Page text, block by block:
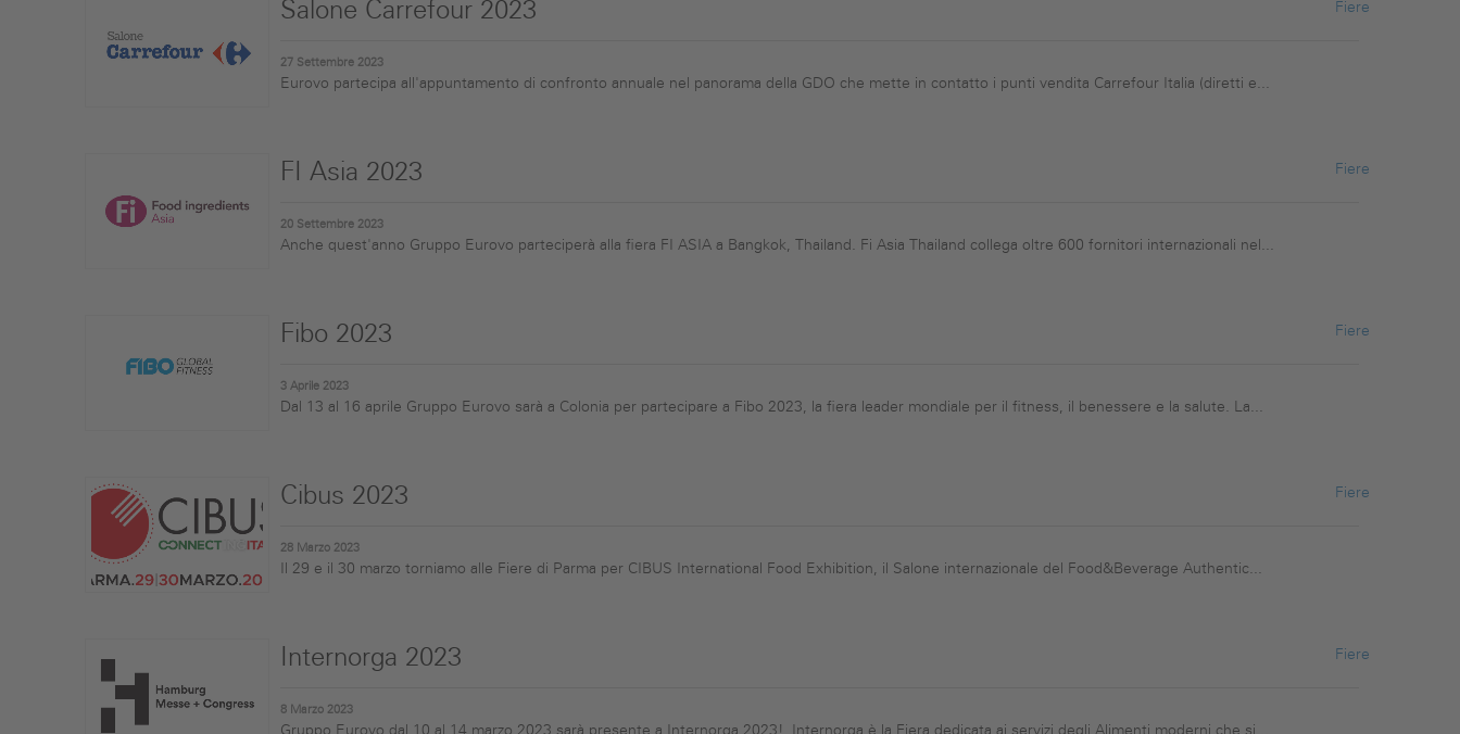
Salone Carrefour 2023
27 Settembre 2023
Eurovo partecipa all'appuntamento di confronto annuale nel panorama della GDO che mette in contatto i punti vendita Carrefour Italia (diretti e...
Fiere
FI Asia 2023
20 Settembre 2023
Anche quest'anno Gruppo Eurovo parteciperà alla fiera FI ASIA a Bangkok, Thailand. Fi Asia Thailand collega oltre 600 fornitori internazionali nel...
Fiere
Fibo 2023
3 Aprile 2023
Dal 13 al 16 aprile Gruppo Eurovo sarà a Colonia per partecipare a Fibo 2023, la fiera leader mondiale per il fitness, il benessere e la salute. La...
Fiere
Cibus 2023
28 Marzo 2023
Il 29 e il 30 marzo torniamo alle Fiere di Parma per CIBUS International Food Exhibition, il Salone internazionale del Food&Beverage Authentic...
Fiere
Internorga 2023
8 Marzo 2023
Gruppo Eurovo dal 10 al 14 marzo 2023 sarà presente a Internorga 2023! Internorga è la Fiera dedicata ai servizi degli Alimenti moderni che si...
Fiere